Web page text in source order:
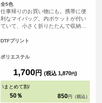
全5色
仕事帰りのお買い物にも。携帯に便
利なマイバッグ。内ポケットが付い
ていて、小さく折りたたんで収納す
DTFプリント
ポリエステル
1,700円 (税込 1,870円)
\まとめて割/
50％ 850 円（税込）